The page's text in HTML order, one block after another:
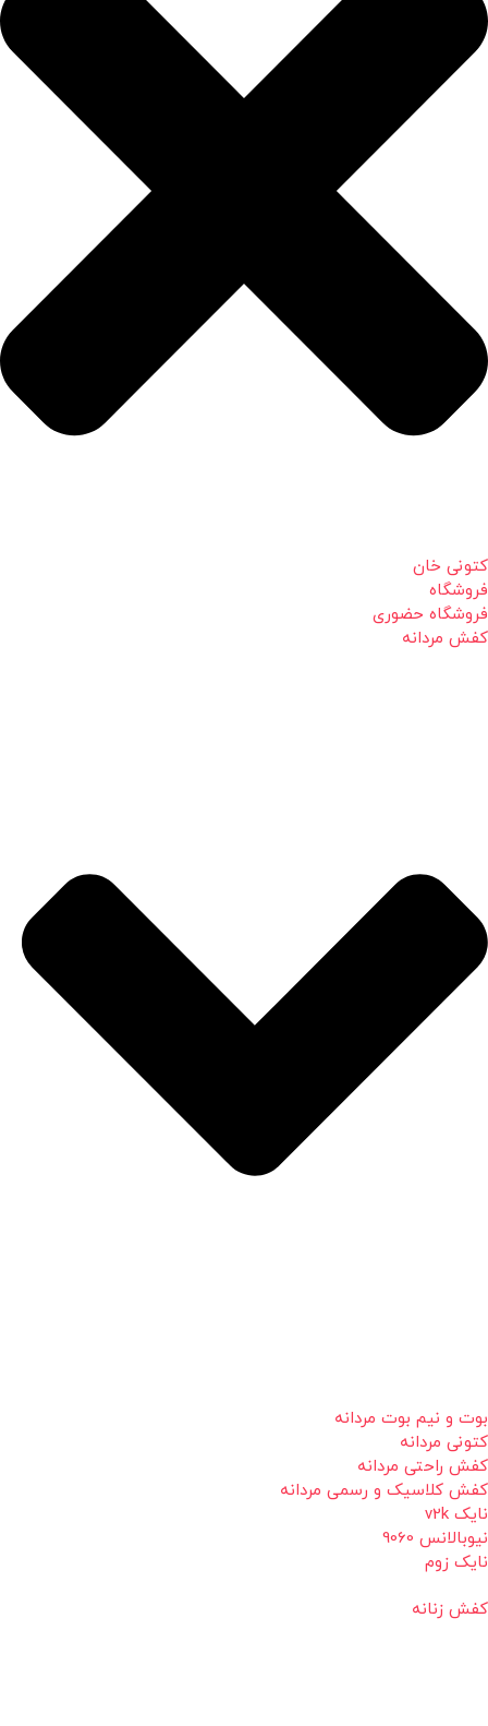
کتونی خان
فروشگاه
فروشگاه حضوری
کفش مردانه
بوت و نیم بوت مردانه
کتونی مردانه
کفش راحتی مردانه
کفش کلاسیک و رسمی مردانه
نایک v2k
نیوبالانس 9060
نایک زوم
کفش زنانه